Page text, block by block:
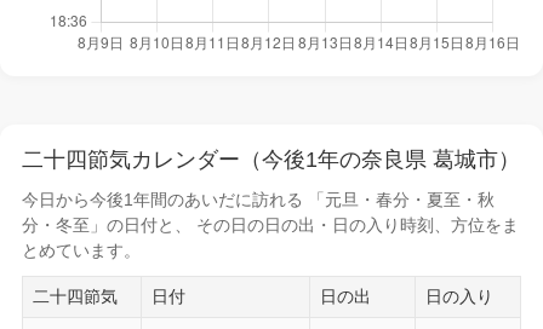
二十四節気カレンダー（今後1年の奈良県 葛城市）
今日から今後1年間のあいだに訪れる 「元旦・春分・夏至・秋
分・冬至」の日付と、 その日の日の出・日の入り時刻
、方位をま
とめています。
二十四節気 日付 日の出 日の入り